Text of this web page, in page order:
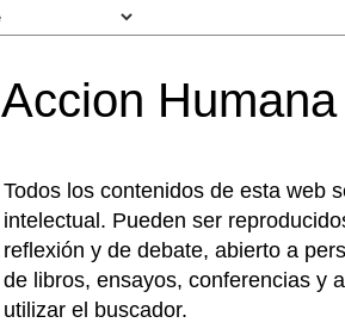
Accion Humana
Todos los contenidos de esta web
intelectual. Pueden ser
reflexión y de debate, abierto a
de libros, ensayos, conferencias y
utilizar el buscador.